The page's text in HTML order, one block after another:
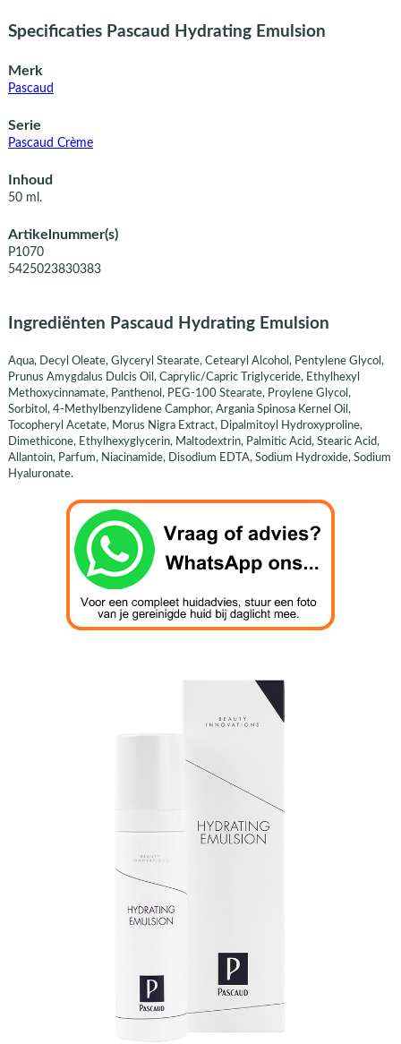
Specificaties Pascaud Hydrating Emulsion
Merk
Pascaud
Serie
Pascaud Crème
Inhoud
50 ml.
Artikelnummer(s)
P1070
5425023830383
Ingrediënten Pascaud Hydrating Emulsion
Aqua, Decyl Oleate, Glyceryl Stearate, Cetearyl Alcohol, Pentylene Glycol,
Prunus Amygdalus Dulcis Oil, Caprylic/Capric Triglyceride, Ethylhexyl
Methoxycinnamate, Panthenol, PEG-100 Stearate, Proylene Glycol,
Sorbitol, 4-Methylbenzylidene Camphor, Argania Spinosa Kernel Oil,
Tocopheryl Acetate, Morus Nigra Extract, Dipalmitoyl Hydroxyproline,
Dimethicone, Ethylhexyglycerin, Maltodextrin, Palmitic Acid, Stearic Acid,
Allantoin, Parfum, Niacinamide, Disodium EDTA, Sodium Hydroxide, Sodium
Hyaluronate.